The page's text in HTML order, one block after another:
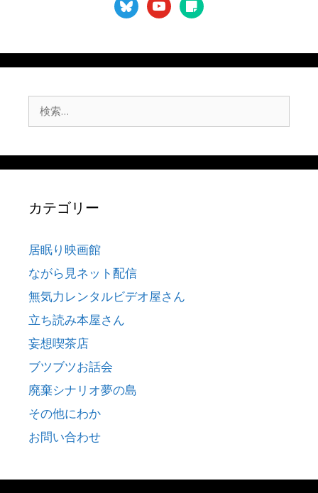
blueskyyoutubesticky-
note
索:
カテゴリー
居眠り映画館
ながら見ネット配信
無気力レンタルビデオ屋さん
立ち読み本屋さん
妄想喫茶店
ブツブツお話会
廃棄シナリオ夢の島
その他にわか
お問い合わせ